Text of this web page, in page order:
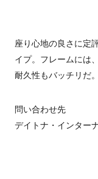
座り心地の良さに定
イプ。フレームには
耐久性もバッチリだ。
問い合わせ先
デイトナ・インター